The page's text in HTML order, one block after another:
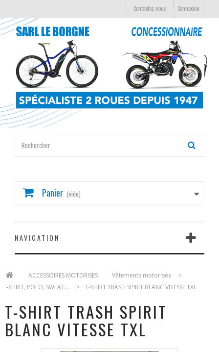
Connexion
Contactez-nous
Panier (vide)
NAVIGATION
ACCESSOIRES MOTORISES Vêtements motorisés
>
T-SHIRT, POLO, SWEAT...
> T-SHIRT TRASH SPIRIT BLANC VITESSE TXL
T-SHIRT TRASH SPIRIT
BLANC VITESSE TXL